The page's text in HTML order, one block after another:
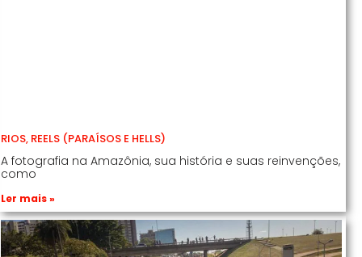
RIOS, REELS (PARAÍSOS E HELLS)
A fotografia na Amazônia, sua história e suas reinvenções,
como
Ler mais »